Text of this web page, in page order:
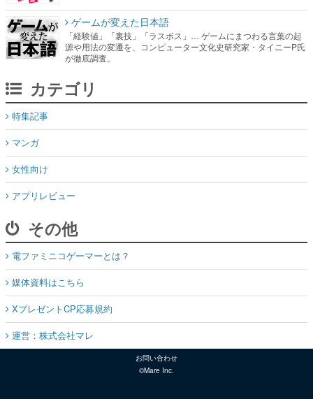
ゲームが変えた日本語
「経験値」「裏技」「ラスボス」… ゲームにまつわる言葉の起
源や用法の変遷を、コンピューター文化史研究家・タイニーP氏
が徹底調査。
カテゴリ
特集記事
マンガ
女性向け
アプリレビュー
その他
電ファミニコゲーマーとは？
媒体資料はこちら
XプレゼントCP応募規約
運営：株式会社マレ
お問い合わせ
©Mare Inc.